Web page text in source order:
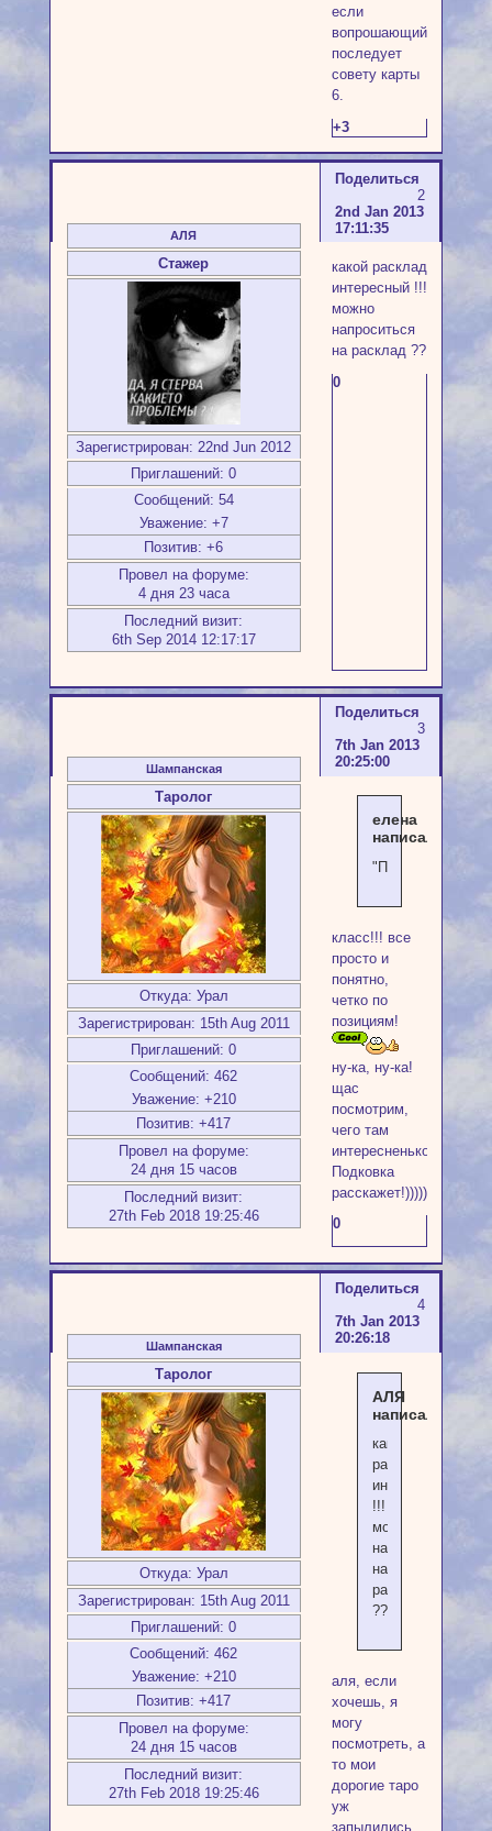
если
вопрошающий
последует
совету карты
6.
+3
Поделиться
2
2nd Jan 2013
17:11:35
АЛЯ
Стажер
Зарегистрирован: 22nd Jun 2012
Приглашений: 0
Сообщений: 54
Уважение: +7
Позитив: +6
Провел на форуме:
4 дня 23 часа
Последний визит:
6th Sep 2014 12:17:17
какой расклад
интересный !!!
можно
напроситься
на расклад ??
0
Поделиться
3
7th Jan 2013
20:25:00
Шампанская
Таролог
Откуда: Урал
Зарегистрирован: 15th Aug 2011
Приглашений: 0
Сообщений: 462
Уважение: +210
Позитив: +417
Провел на форуме:
24 дня 15 часов
Последний визит:
27th Feb 2018 19:25:46
елена
написал(а):
"Подкова"
класс!!! все
просто и
понятно,
четко по
позициям!
ну-ка, ну-ка!
щас
посмотрим,
чего там
интересненького
Подковка
расскажет!))))))))
0
Поделиться
4
7th Jan 2013
20:26:18
Шампанская
Таролог
Откуда: Урал
Зарегистрирован: 15th Aug 2011
Приглашений: 0
Сообщений: 462
Уважение: +210
Позитив: +417
Провел на форуме:
24 дня 15 часов
Последний визит:
27th Feb 2018 19:25:46
АЛЯ
написал(а):
какой
расклад
интересный
!!!
можно
напроситься
на
расклад
??
аля, если
хочешь, я
могу
посмотреть, а
то мои
дорогие таро
уж
запылились